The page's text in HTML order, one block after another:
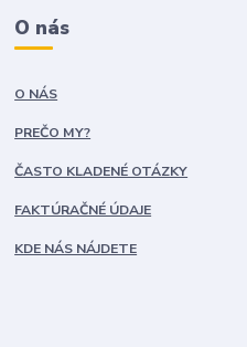
O nás
O NÁS
PREČO MY?
ČASTO KLADENÉ OTÁZKY
FAKTÚRAČNÉ ÚDAJE
KDE NÁS NÁJDETE